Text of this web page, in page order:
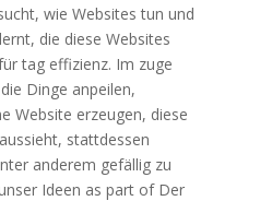
wie Websites tun und
die diese Websites
tag effizienz. Im zuge
Dinge anpeilen,
Website erzeugen, diese
stattdessen
anderem gefällig zu
Ideen as part of Der